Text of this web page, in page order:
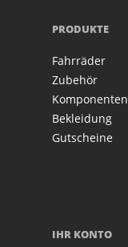
PRODUKTE
Fahrräder
Zubehör
Komponenten
Bekleidung
Gutscheine
IHR KONTO